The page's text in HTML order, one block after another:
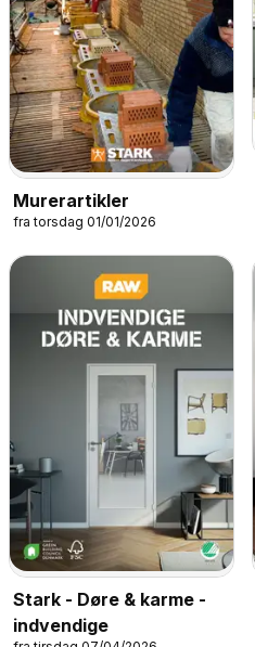
Murerartikler
fra torsdag 01/01/2026
Stark - Døre & karme -
indvendige